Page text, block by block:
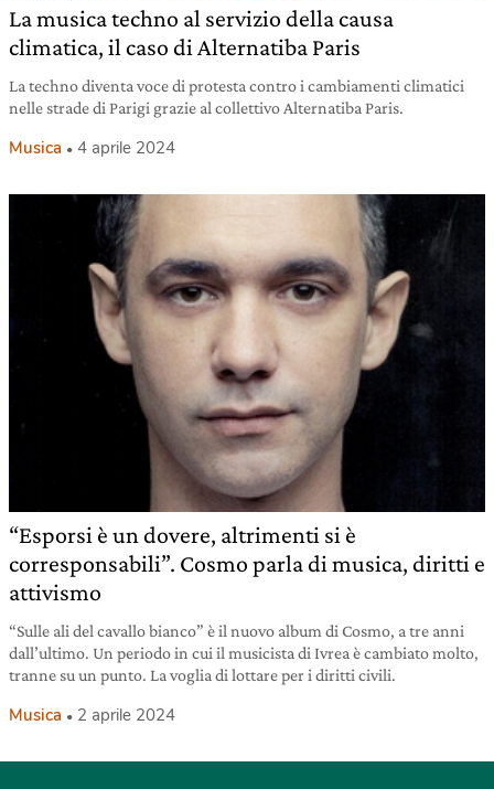
La musica techno al servizio della causa
climatica, il caso di Alternatiba Paris
La techno diventa voce di protesta contro i cambiamenti climatici
nelle strade di Parigi grazie al collettivo Alternatiba Paris.
Musica 4 aprile 2024
“Esporsi è un dovere, altrimenti si è
corresponsabili”. Cosmo parla di musica, diritti e
attivismo
“Sulle ali del cavallo bianco” è il nuovo album di Cosmo, a tre anni
dall’ultimo. Un periodo in cui il musicista di Ivrea è cambiato molto,
tranne su un punto. La voglia di lottare per i diritti civili.
Musica 2 aprile 2024